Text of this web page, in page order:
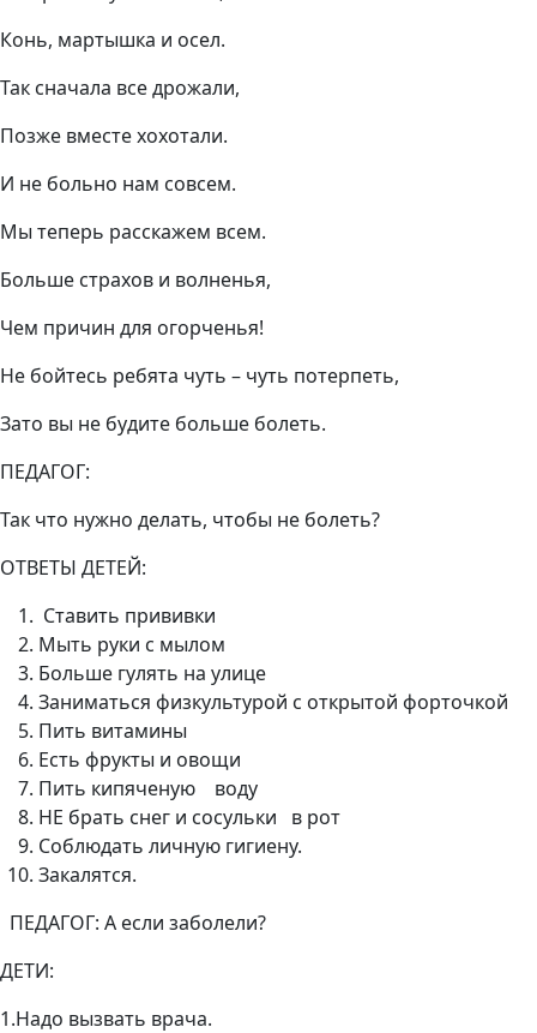
Конь, мартышка и осел.
Так сначала все дрожали,
Позже вместе хохотали.
И не больно нам совсем.
Мы теперь расскажем всем.
Больше страхов и волненья,
Чем причин для огорченья!
Не бойтесь ребята чуть – чуть потерпеть,
Зато вы не будите больше болеть.
ПЕДАГОГ:
Так что нужно делать, чтобы не болеть?
ОТВЕТЫ ДЕТЕЙ:
Ставить прививки
Мыть руки с мылом
Больше гулять на улице
Заниматься физкультурой с открытой форточкой
Пить витамины
Есть фрукты и овощи
Пить кипяченую воду
НЕ брать снег и сосульки в рот
Соблюдать личную гигиену.
Закалятся.
ПЕДАГОГ: А если заболели?
ДЕТИ:
1.Надо вызвать врача.